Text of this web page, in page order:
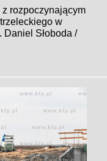
rozpoczynającym
w
Daniel Słoboda /